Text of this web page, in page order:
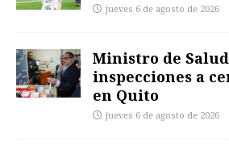
jueves 6 de agosto de 2026
Ministro de
inspecciones a
en Quito
jueves 6 de agosto de 2026